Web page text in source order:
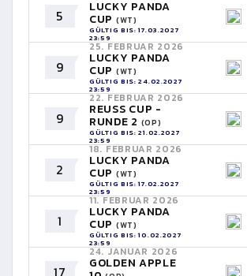
5 LUCKY PANDA
CUP (WT)
GÜLTIG BIS: 17.03.2027
23:59
9
25. FEBRUAR 2026
LUCKY PANDA
CUP (WT)
GÜLTIG BIS: 24.02.2027
23:59
9
22. FEBRUAR 2026
REUSS CUP -
RUNDE 2 (OP)
GÜLTIG BIS: 21.02.2027
23:59
2
18. FEBRUAR 2026
LUCKY PANDA
CUP (WT)
GÜLTIG BIS: 17.02.2027
23:59
1
11. FEBRUAR 2026
LUCKY PANDA
CUP (WT)
GÜLTIG BIS: 10.02.2027
23:59
17
24. JANUAR 2026
GOLDEN APPLE